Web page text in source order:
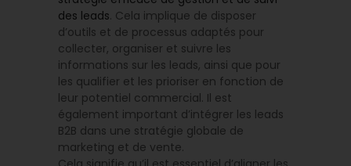
des leads. Cela implique de disposer
d’outils et de processus adaptés pour
collecter, organiser et suivre les
informations sur les leads, ainsi que pour
les qualifier et les prioriser en fonction de
leur potentiel commercial. Il est
également important d’intégrer les leads
B2B dans une stratégie globale de
marketing et de vente.